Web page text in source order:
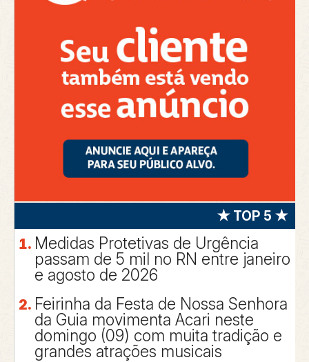
★ TOP 5 ★
Medidas Protetivas de Urgência
passam de 5 mil no RN entre janeiro
e agosto de 2026
Feirinha da Festa de Nossa Senhora
da Guia movimenta Acari neste
domingo (09) com muita tradição e
grandes atrações musicais